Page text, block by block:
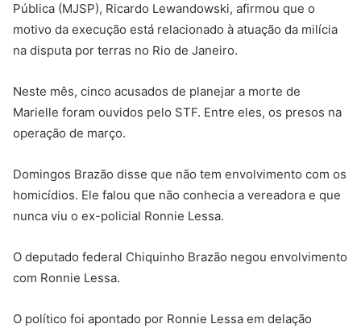
Pública (MJSP), Ricardo Lewandowski, afirmou que o
motivo da execução está relacionado à atuação da milícia
na disputa por terras no Rio de Janeiro.
Neste mês, cinco acusados de planejar a morte de
Marielle foram ouvidos pelo STF. Entre eles, os presos na
operação de março.
Domingos Brazão disse que não tem envolvimento com os
homicídios. Ele falou que não conhecia a vereadora e que
nunca viu o ex-policial Ronnie Lessa.
O deputado federal Chiquinho Brazão negou envolvimento
com Ronnie Lessa.
O político foi apontado por Ronnie Lessa em delação